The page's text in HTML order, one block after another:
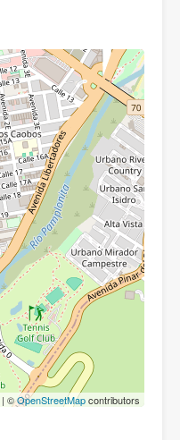
| ©OpenStreetMapcontributors